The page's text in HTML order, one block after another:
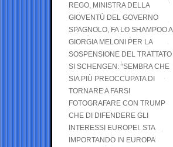
REGO, MINISTRA DELLA
GIOVENTÙ DEL GOVERNO
SPAGNOLO, FA LO SHAMPOO A
GIORGIA MELONI PER LA
SOSPENSIONE DEL TRATTATO
SI SCHENGEN: “SEMBRA CHE
SIA PIÙ PREOCCUPATA DI
TORNARE A FARSI
FOTOGRAFARE CON TRUMP
CHE DI DIFENDERE GLI
INTERESSI EUROPEI. STA
IMPORTANDO IN EUROPA